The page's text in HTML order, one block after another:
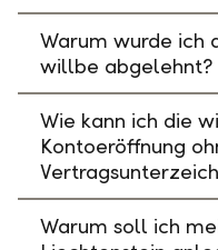
Warum wurde ich
willbe abgelehnt?
Wie kann ich die
Kontoeröffnung
Warum soll ich